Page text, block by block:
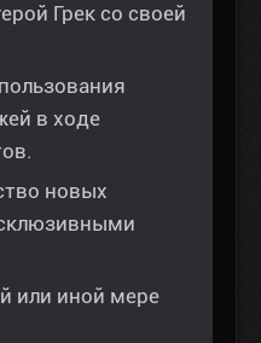
Грек со своей
в ходе
новых
или иной мере